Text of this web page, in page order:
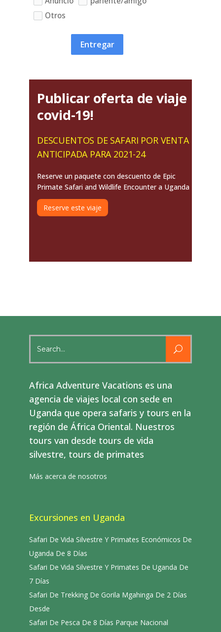
Otros
Entregar
Publicar oferta de viaje
covid-19!
DESCUENTOS DE SAFARI POR VENTA
ANTICIPADA PARA 2021-24
Reserve un paquete con descuento de Epic
Primate Safari and Wildlife Encounter a Uganda
Reserve este viaje
for:
Africa Adventure Vacations es una
agencia de viajes local con sede en
Uganda que opera safaris y tours en la
región de África Oriental. Nuestros
tours van desde tours de vida
silvestre, tours de primates
Más acerca de nosotros
Excursiones en Uganda
Safari De Vida Silvestre Y Primates Económicos De
Uganda De 8 Días
Safari De Vida Silvestre Y Primates De Uganda De
7 Días
Safari De Trekking De Gorila Mgahinga De 2 Días
Desde
Safari De Pesca De 8 Días Parque Nacional